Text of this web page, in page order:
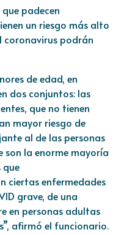
padecen
un riesgo más alto
coronavirus podrán
de edad, en
dos conjuntos: las
que no tienen
mayor riesgo de
al de las personas
la enorme mayoría
que
ciertas enfermedades
grave, de una
en personas adultas
afirmó el funcionario.